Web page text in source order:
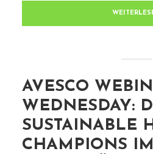
AVESCO
WEDNESDAY:
SUSTAINABLE
CHAMPIONS IM